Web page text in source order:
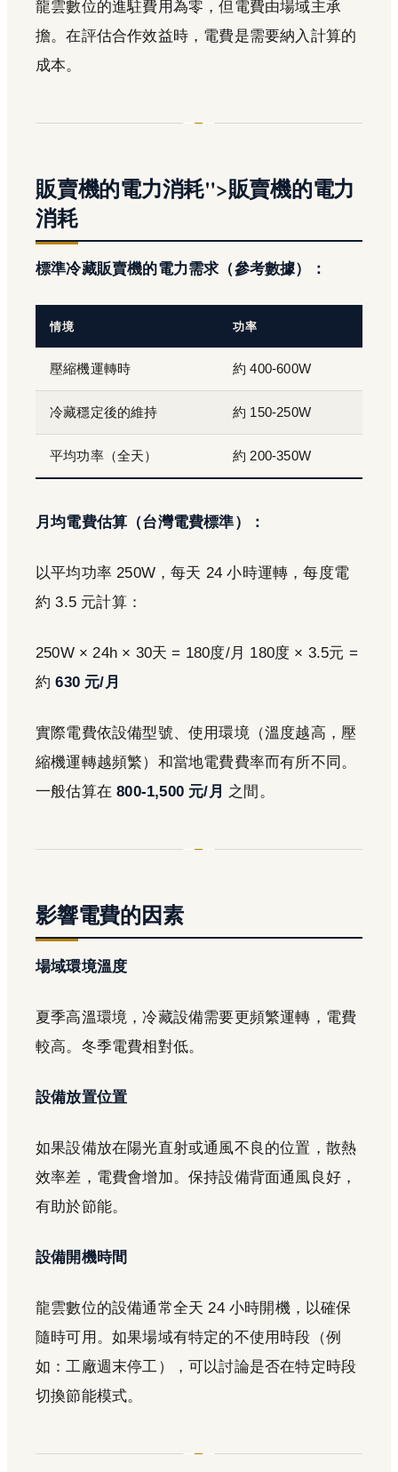
龍雲數位的進駐費用為零，但電費由場域主承
擔。在評估合作效益時，電費是需要納入計算的
成本。
販賣機的電力消耗">販賣機的電力
消耗
標準冷藏販賣機的電力需求（參考數據）：
情境 功率
壓縮機運轉時 約 400-600W
冷藏穩定後的維持 約 150-250W
平均功率（全天） 約 200-350W
月均電費估算（台灣電費標準）：
以平均功率 250W，每天 24 小時運轉，每度電
約 3.5 元計算：
250W × 24h × 30天 = 180度/月 180度 × 3.5元 =
約630 元/月
實際電費依設備型號、使用環境（溫度越高，壓
縮機運轉越頻繁）和當地電費費率而有所不同。
一般估算在800-1,500 元/月 之間。
影響電費的因素
場域環境溫度
夏季高溫環境，冷藏設備需要更頻繁運轉，電費
較高。冬季電費相對低。
設備放置位置
如果設備放在陽光直射或通風不良的位置，散熱
效率差，電費會增加。保持設備背面通風良好，
有助於節能。
設備開機時間
龍雲數位的設備通常全天 24 小時開機，以確保
隨時可用。如果場域有特定的不使用時段（例
如：工廠週末停工），可以討論是否在特定時段
切換節能模式。